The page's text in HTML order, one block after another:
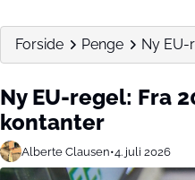
Forside Penge Ny EU-
Ny EU-regel: Fra
kontanter
Alberte Clausen•4. juli 2026